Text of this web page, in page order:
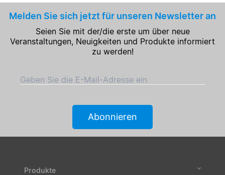
Melden Sie sich jetzt für unseren Newsletter an
Seien Sie mit der/die erste um über neue
Veranstaltungen, Neuigkeiten und Produkte informiert
zu werden!
Geben Sie die E-Mail-Adresse ein
Abonnieren
Produkte